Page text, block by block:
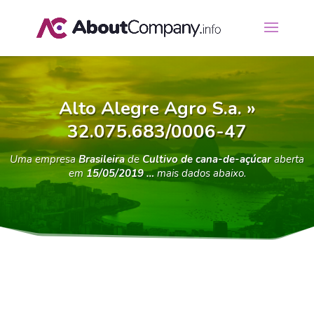
Alto Alegre Agro S.a. »
32.075.683/0006-47
Uma empresaBrasileiradeCultivo de cana-de-açúcaraberta
em 15/05/2019 …mais dados abaixo.